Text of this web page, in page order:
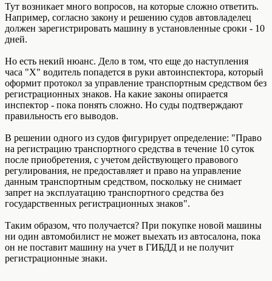
Тут возникает много вопросов, на которые сложно ответить.
Например, согласно закону и решению судов автовладелец
должен зарегистрировать машину в установленные сроки - 10
дней.
Но есть некий нюанс. Дело в том, что еще до наступления
часа "Х" водитель попадется в руки автоинспектора, который
оформит протокол за управление транспортным средством без
регистрационных знаков. На какие законы опирается
инспектор - пока понять сложно. Но суды подтверждают
правильность его выводов.
В решении одного из судов фигурирует определение: "Право
на регистрацию транспортного средства в течение 10 суток
после приобретения, с учетом действующего правового
регулирования, не предоставляет и право на управление
данным транспортным средством, поскольку не снимает
запрет на эксплуатацию транспортного средства без
государственных регистрационных знаков".
Таким образом, что получается? При покупке новой машины
ни один автомобилист не может выехать из автосалона, пока
он не поставит машину на учет в ГИБДД и не получит
регистрационные знаки.